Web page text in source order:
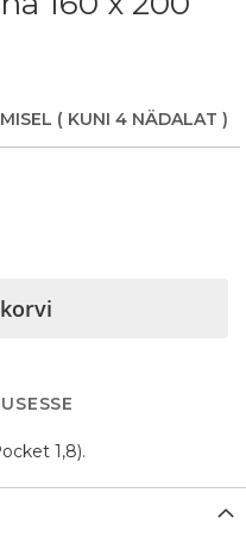
( KUNI 4 NÄDALAT )
1,8).